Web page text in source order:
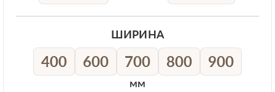
ШИРИНА
400 600 700 800 900
мм